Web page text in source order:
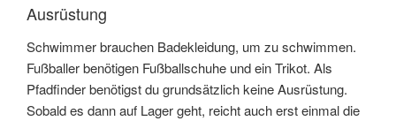
Ausrüstung
Schwimmer brauchen Badekleidung, um zu schwimmen.
Fußballer benötigen Fußballschuhe und ein Trikot. Als
Pfadfinder benötigst du grundsätzlich keine Ausrüstung.
Sobald es dann auf Lager geht, reicht auch erst einmal die